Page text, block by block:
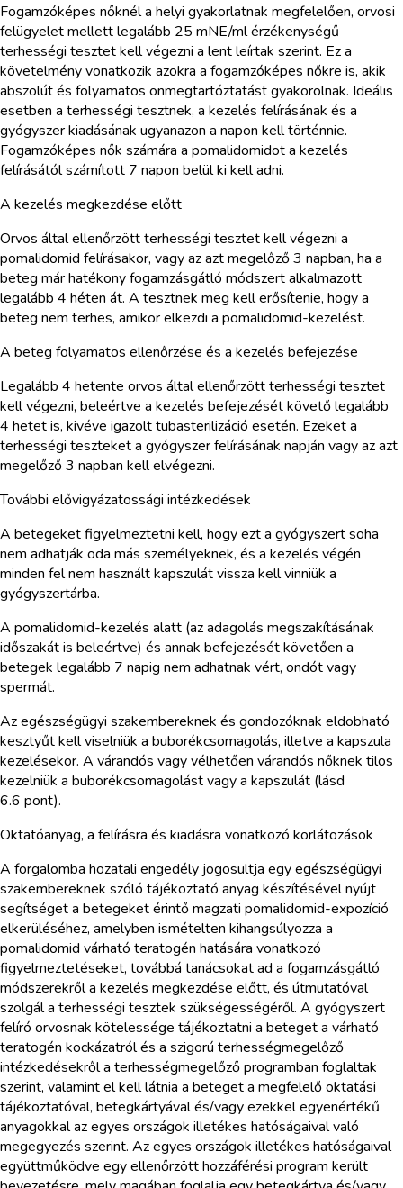
Fogamzóképes nőknél a helyi gyakorlatnak megfelelően, orvosi
felügyelet mellett legalább 25 mNE/ml érzékenységű
terhességi tesztet kell végezni a lent leírtak szerint. Ez a
követelmény vonatkozik azokra a fogamzóképes nőkre is, akik
abszolút és folyamatos önmegtartóztatást gyakorolnak. Ideális
esetben a terhességi tesztnek, a kezelés felírásának és a
gyógyszer kiadásának ugyanazon a napon kell történnie.
Fogamzóképes nők számára a pomalidomidot a kezelés
felírásától számított 7 napon belül ki kell adni.
A kezelés megkezdése előtt
Orvos által ellenőrzött terhességi tesztet kell végezni a
pomalidomid felírásakor, vagy az azt megelőző 3 napban, ha a
beteg már hatékony fogamzásgátló módszert alkalmazott
legalább 4 héten át. A tesztnek meg kell erősítenie, hogy a
beteg nem terhes, amikor elkezdi a pomalidomid-kezelést.
A beteg folyamatos ellenőrzése és a kezelés befejezése
Legalább 4 hetente orvos által ellenőrzött terhességi tesztet
kell végezni, beleértve a kezelés befejezését követő legalább
4 hetet is, kivéve igazolt tubasterilizáció esetén. Ezeket a
terhességi teszteket a gyógyszer felírásának napján vagy az azt
megelőző 3 napban kell elvégezni.
További elővigyázatossági intézkedések
A betegeket figyelmeztetni kell, hogy ezt a gyógyszert soha
nem adhatják oda más személyeknek, és a kezelés végén
minden fel nem használt kapszulát vissza kell vinniük a
gyógyszertárba.
A pomalidomid-kezelés alatt (az adagolás megszakításának
időszakát is beleértve) és annak befejezését követően a
betegek legalább 7 napig nem adhatnak vért, ondót vagy
spermát.
Az egészségügyi szakembereknek és gondozóknak eldobható
kesztyűt kell viselniük a buborékcsomagolás, illetve a kapszula
kezelésekor. A várandós vagy vélhetően várandós nőknek tilos
kezelniük a buborékcsomagolást vagy a kapszulát (lásd
6.6 pont).
Oktatóanyag, a felírásra és kiadásra vonatkozó korlátozások
A forgalomba hozatali engedély jogosultja egy egészségügyi
szakembereknek szóló tájékoztató anyag készítésével nyújt
segítséget a betegeket érintő magzati pomalidomid-expozíció
elkerüléséhez, amelyben ismételten kihangsúlyozza a
pomalidomid várható teratogén hatására vonatkozó
figyelmeztetéseket, továbbá tanácsokat ad a fogamzásgátló
módszerekről a kezelés megkezdése előtt, és útmutatóval
szolgál a terhességi tesztek szükségességéről. A gyógyszert
felíró orvosnak kötelessége tájékoztatni a beteget a várható
teratogén kockázatról és a szigorú terhességmegelőző
intézkedésekről a terhességmegelőző programban foglaltak
szerint, valamint el kell látnia a beteget a megfelelő oktatási
tájékoztatóval, betegkártyával és/vagy ezekkel egyenértékű
anyagokkal az egyes országok illetékes hatóságaival való
megegyezés szerint. Az egyes országok illetékes hatóságaival
együttműködve egy ellenőrzött hozzáférési program került